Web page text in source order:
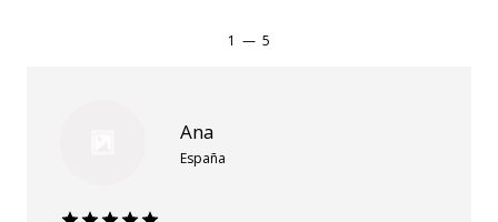
1 — 5
Ana
España